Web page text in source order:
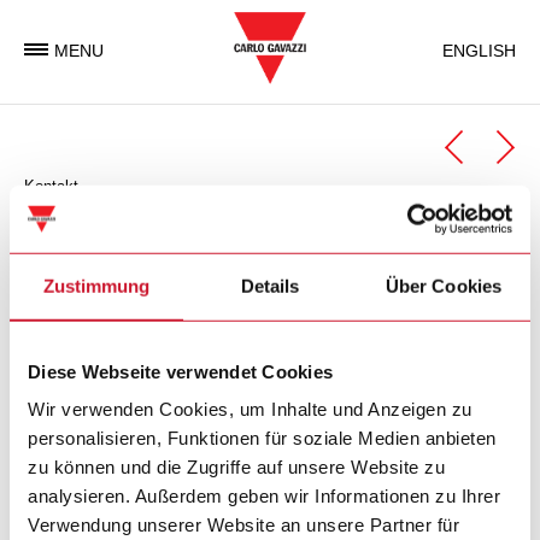
Zustimmung Details Über Cookies
Diese Webseite verwendet Cookies
Wir verwenden Cookies, um Inhalte und Anzeigen zu
personalisieren, Funktionen für soziale Medien anbieten
zu können und die Zugriffe auf unsere Website zu
analysieren. Außerdem geben wir Informationen zu Ihrer
Verwendung unserer Website an unsere Partner für
MENU ENGLISH
Kontakt
Automation Components
Geschäftseinheit Automation Components
Geschäftseinheit der Carlo Gavazzi Gruppe, welche weltweit
elektronische Komponenten entwickelt, produziert und
vermarktet, die in der Industrie- und in
Gebäudeautomatisierung zum Einsatz kommen.
Carlo Gavazzi Automation SpA